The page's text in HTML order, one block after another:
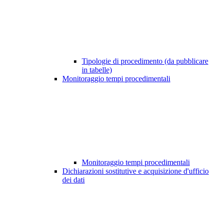
Tipologie di procedimento (da pubblicare
in tabelle)
Monitoraggio tempi procedimentali
Monitoraggio tempi procedimentali
Dichiarazioni sostitutive e acquisizione d'ufficio
dei dati